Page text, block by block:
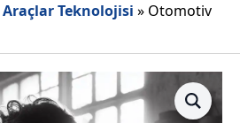
Teknolojisi » Otomotiv